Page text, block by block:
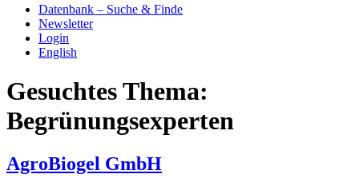
Datenbank – Suche & Finde
Newsletter
Login
English
Gesuchtes Thema:
Begrünungsexperten
AgroBiogel GmbH